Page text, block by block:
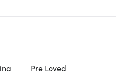
Pre Loved